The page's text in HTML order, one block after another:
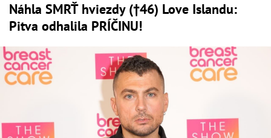
Náhla SMRŤ hviezdy (†46) Love Islandu:
Pitva odhalila PRÍČINU!